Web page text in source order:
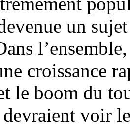
un
croissance
le boom du
devraient voir